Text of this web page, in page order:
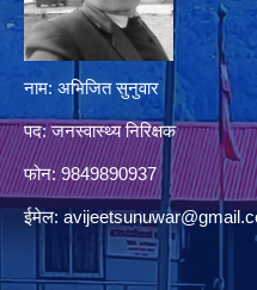
नाम: अभिजित सुनुवार
पद: जनस्वास्थ्य निरिक्षक
फोन: 9849890937
ईमेल: